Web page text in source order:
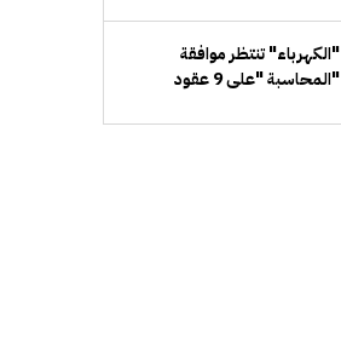
"الكهرباء" تنتظر موافقة
"المحاسبة "على 9 عقود